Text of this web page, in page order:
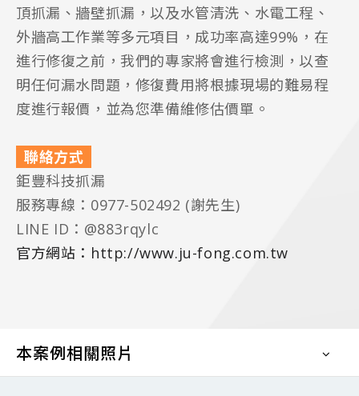
頂抓漏、牆壁抓漏，以及水管清洗、水電工程、
外牆高工作業等多元項目，成功率高達99%，在
進行修復之前，我們的專家將會進行檢測，以查
明任何漏水問題，修復費用將根據現場的難易程
度進行報價，並為您準備維修估價單。
聯絡方式
鉅豐科技抓漏
服務專線：0977-502492 (謝先生)
LINE ID：@883rqylc
官方網站：http://www.ju-fong.com.tw
本案例相關照片